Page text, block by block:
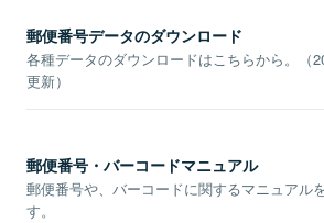
郵便番号データのダウンロード
各種データのダウンロードはこちらから。（
更新）
郵便番号・バーコードマニュアル
郵便番号や、バーコードに関するマニュアル
す。